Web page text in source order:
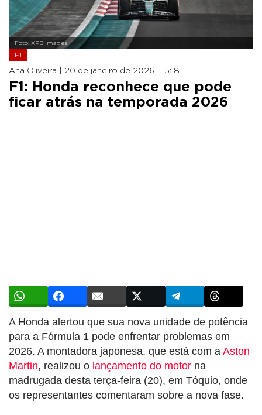
Foto: XPB Images
F1
Ana Oliveira | 20 de janeiro de 2026 - 15:18
F1: Honda reconhece que pode
ficar atrás na temporada 2026
A Honda alertou que sua nova unidade de potência
para a Fórmula 1 pode enfrentar problemas em
2026. A montadora japonesa, que está com a Aston
Martin, realizou o lançamento do motor na
madrugada desta terça-feira (20), em Tóquio, onde
os representantes comentaram sobre a nova fase.